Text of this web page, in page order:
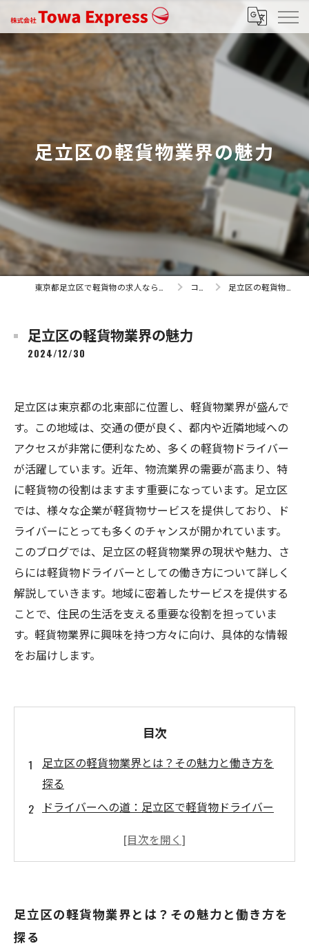
足立区の軽貨物業界の魅力
コラム 足立区の軽貨物業界の魅力
足立区の軽貨物業界の魅力
2024/12/30
足立区は東京都の北東部に位置し、軽貨物業界が盛んで
す。この地域は、交通の便が良く、都内や近隣地域への
アクセスが非常に便利なため、多くの軽貨物ドライバー
が活躍しています。近年、物流業界の需要が高まり、特
に軽貨物の役割はますます重要になっています。足立区
では、様々な企業が軽貨物サービスを提供しており、ド
ライバーにとっても多くのチャンスが開かれています。
このブログでは、足立区の軽貨物業界の現状や魅力、さ
らには軽貨物ドライバーとしての働き方について詳しく
解説していきます。地域に密着したサービスを提供する
ことで、住民の生活を支える重要な役割を担っていま
す。軽貨物業界に興味を持つ方々に向け、具体的な情報
をお届けします。
目次
足立区の軽貨物業界とは？その魅力と働き方を
探る
ドライバーへの道：足立区で軽貨物ドライバー
都市物流の最前線：足立区における軽貨物の役
住民の生活
足立区の軽貨物業界とは？その魅力と働き方を
探る